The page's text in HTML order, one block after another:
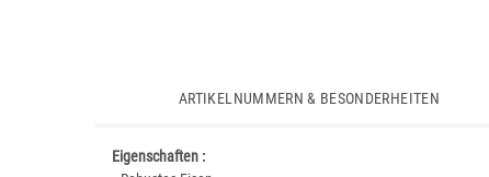
ARTIKELNUMMERN & BESONDERHEITEN
Eigenschaften :